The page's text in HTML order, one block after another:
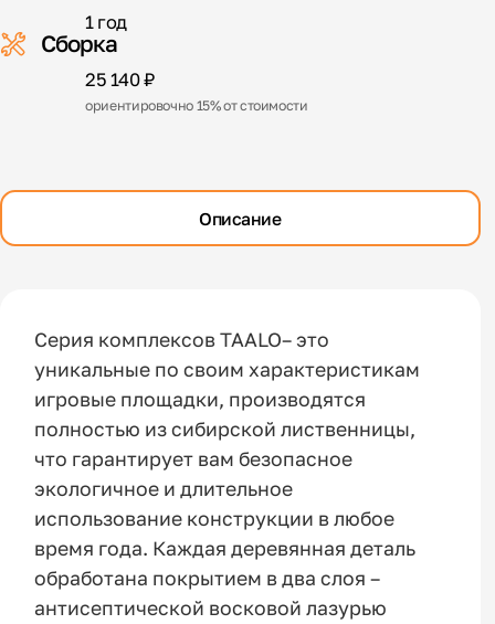
1 год
Сборка
25 140 ₽
ориентировочно 15% от стоимости
Описание
Серия комплексов TAALO– это
уникальные по своим характеристикам
игровые площадки, производятся
полностью из сибирской лиственницы,
что гарантирует вам безопасное
экологичное и длительное
использование конструкции в любое
время года. Каждая деревянная деталь
обработана покрытием в два слоя –
антисептической восковой лазурью